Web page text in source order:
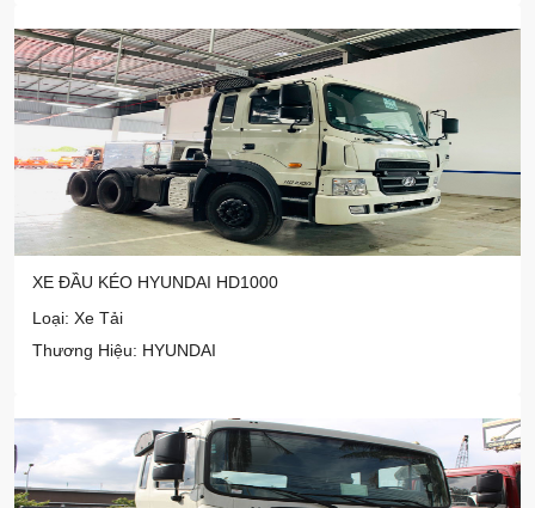
XE ĐẦU KÉO HYUNDAI HD1000
Loại: Xe Tải
Thương Hiệu: HYUNDAI